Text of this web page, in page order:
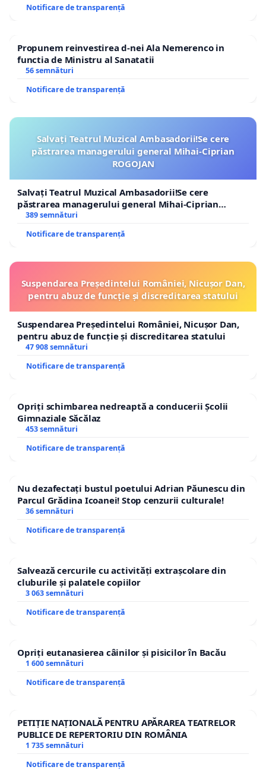
Notificare de transparență
Propunem reinvestirea d-nei Ala Nemerenco in
functia de Ministru al Sanatatii
56 semnături
Notificare de transparență
Salvați Teatrul Muzical Ambasadorii!Se cere
păstrarea managerului general Mihai-Ciprian
ROGOJAN
Salvați Teatrul Muzical Ambasadorii!Se cere
păstrarea managerului general Mihai-Ciprian
ROGOJAN
389 semnături
Notificare de transparență
Suspendarea Președintelui României, Nicușor Dan,
pentru abuz de funcție și discreditarea statului
Suspendarea Președintelui României, Nicușor Dan,
pentru abuz de funcție și discreditarea statului
47 908 semnături
Notificare de transparență
Opriți schimbarea nedreaptă a conducerii Școlii
Gimnaziale Săcălaz
453 semnături
Notificare de transparență
Nu dezafectați bustul poetului Adrian Păunescu din
Parcul Grădina Icoanei! Stop cenzurii culturale!
36 semnături
Notificare de transparență
Salvează cercurile cu activități extrașcolare din
cluburile și palatele copiilor
3 063 semnături
Notificare de transparență
Opriți eutanasierea câinilor și pisicilor în Bacău
1 600 semnături
Notificare de transparență
PETIȚIE NAȚIONALĂ PENTRU APĂRAREA TEATRELOR
PUBLICE DE REPERTORIU DIN ROMÂNIA
1 735 semnături
Notificare de transparență